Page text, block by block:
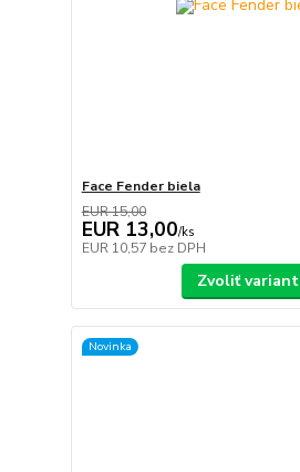
Face Fender biela
EUR 15,00
EUR 13,00/ks
EUR 10,57 bez DPH
Zvoliť variant
Novinka